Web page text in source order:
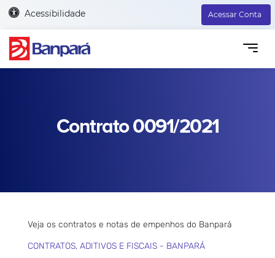
Acessibilidade Acessar Conta
Contrato 0091/2021
Veja os contratos e notas de empenhos do Banpará
CONTRATOS, ADITIVOS E FISCAIS - BANPARÁ